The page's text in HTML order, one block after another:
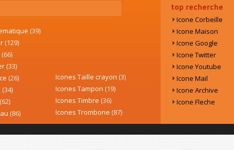
(39)
(129)
(66)
(33)
(26)
(34)
(62)
(86)
Icones Taille crayon (3)
Icones Tampon (19)
Icones Timbre (36)
Icones Trombone (87)
top recherche
Icone Corbeille
Icone Maison
Icone Google
Icone Twitter
Icone Youtube
Icone Mail
Icone Archive
Icone Fleche